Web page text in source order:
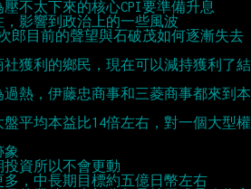
郎目前的聲望與石破茂如何逐漸失去
獲利的鄉民，現在可以減持獲利了結
熱，伊藤忠商事和三菱商事都來到本
平均本益比14倍左右，對一個大型權